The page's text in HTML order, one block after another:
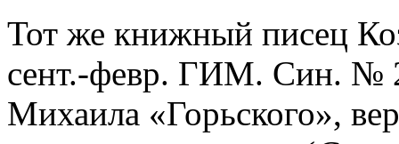
Тот же книжный писец
сент.-февр. ГИМ. Син. №
Михаила «Горьского»,